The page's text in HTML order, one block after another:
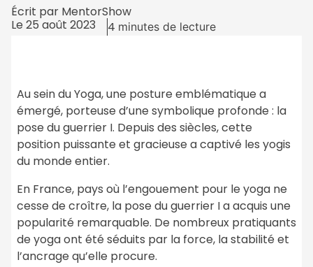
Écrit par MentorShow
Le 25 août 2023 4 minutes de lecture
Au sein du Yoga, une posture emblématique a
émergé, porteuse d’une symbolique profonde : la
pose du guerrier I. Depuis des siècles, cette
position puissante et gracieuse a captivé les yogis
du monde entier.
En France, pays où l’engouement pour le yoga ne
cesse de croître, la pose du guerrier I a acquis une
popularité remarquable. De nombreux pratiquants
de yoga ont été séduits par la force, la stabilité et
l’ancrage qu’elle procure.